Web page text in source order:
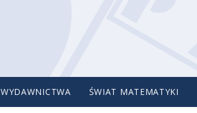
WYDAWNICTWA ŚWIAT MATEMATYKI